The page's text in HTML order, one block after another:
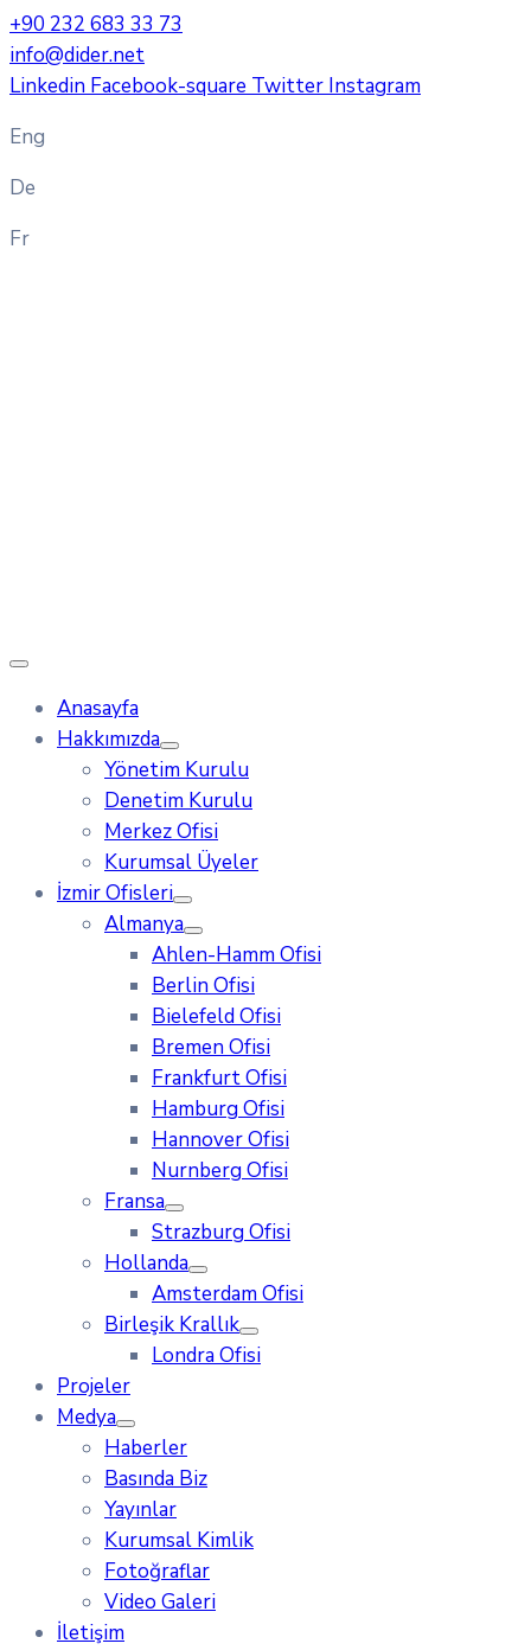
+90 232 683 33 73
info@dider.net
Linkedin Facebook-square Twitter Instagram
Eng
De
Fr
Anasayfa
Hakkımızda
Yönetim Kurulu
Denetim Kurulu
Merkez Ofisi
Kurumsal Üyeler
İzmir Ofisleri
Almanya
Ahlen-Hamm Ofisi
Berlin Ofisi
Bielefeld Ofisi
Bremen Ofisi
Frankfurt Ofisi
Hamburg Ofisi
Hannover Ofisi
Nurnberg Ofisi
Fransa
Strazburg Ofisi
Hollanda
Amsterdam Ofisi
Birleşik Krallık
Londra Ofisi
Projeler
Medya
Haberler
Basında Biz
Yayınlar
Kurumsal Kimlik
Fotoğraflar
Video Galeri
İletişim